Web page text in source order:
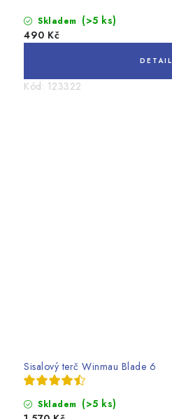
Skladem (>5 ks)
490 Kč
Kód: 123322
Sisalový terč Winmau Blade 6
Skladem (>5 ks)